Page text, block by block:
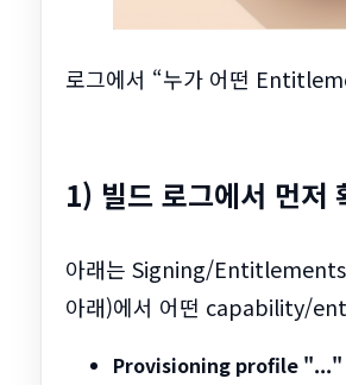
로그에서 “누가 어떤
1) 빌드 로그에서 먼저
아래는 Signing/Entitlements
아래)에서 어떤 capability/
Provisioning profile